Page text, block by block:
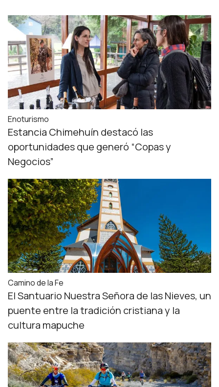
Enoturismo
Estancia Chimehuín destacó las
oportunidades que generó “Copas y
Negocios”
Camino de la Fe
El Santuario Nuestra Señora de las Nieves, un
puente entre la tradición cristiana y la
cultura mapuche